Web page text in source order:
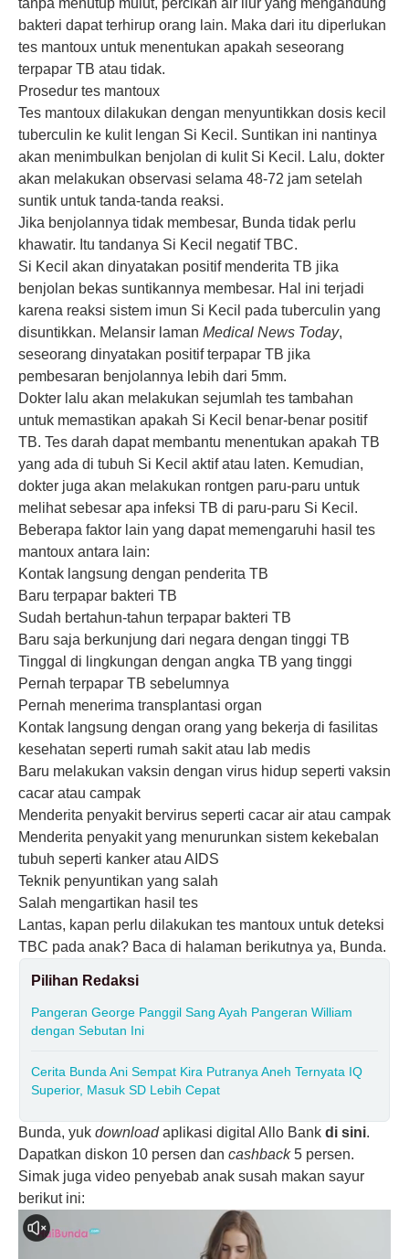
bakteri dapat terhirup orang lain. Maka dari itu diperlukan
tes mantoux untuk menentukan apakah seseorang
terpapar TB atau tidak.
Prosedur tes mantoux
Tes mantoux dilakukan dengan menyuntikkan dosis kecil
tuberculin ke kulit lengan Si Kecil. Suntikan ini nantinya
akan menimbulkan benjolan di kulit Si Kecil. Lalu, dokter
akan melakukan observasi selama 48-72 jam setelah
suntik untuk tanda-tanda reaksi.
Jika benjolannya tidak membesar, Bunda tidak perlu
khawatir. Itu tandanya Si Kecil negatif TBC.
Si Kecil akan dinyatakan positif menderita TB jika
benjolan bekas suntikannya membesar. Hal ini terjadi
karena reaksi sistem imun Si Kecil pada tuberculin yang
disuntikkan. Melansir laman Medical News Today,
seseorang dinyatakan positif terpapar TB jika
pembesaran benjolannya lebih dari 5mm.
Dokter lalu akan melakukan sejumlah tes tambahan
untuk memastikan apakah Si Kecil benar-benar positif
TB. Tes darah dapat membantu menentukan apakah TB
yang ada di tubuh Si Kecil aktif atau laten. Kemudian,
dokter juga akan melakukan rontgen paru-paru untuk
melihat sebesar apa infeksi TB di paru-paru Si Kecil.
Beberapa faktor lain yang dapat memengaruhi hasil tes
mantoux antara lain:
Kontak langsung dengan penderita TB
Baru terpapar bakteri TB
Sudah bertahun-tahun terpapar bakteri TB
Baru saja berkunjung dari negara dengan tinggi TB
Tinggal di lingkungan dengan angka TB yang tinggi
Pernah terpapar TB sebelumnya
Pernah menerima transplantasi organ
Kontak langsung dengan orang yang bekerja di fasilitas
kesehatan seperti rumah sakit atau lab medis
Baru melakukan vaksin dengan virus hidup seperti vaksin
cacar atau campak
Menderita penyakit bervirus seperti cacar air atau campak
Menderita penyakit yang menurunkan sistem kekebalan
tubuh seperti kanker atau AIDS
Teknik penyuntikan yang salah
Salah mengartikan hasil tes
Lantas, kapan perlu dilakukan tes mantoux untuk deteksi
TBC pada anak? Baca di halaman berikutnya ya, Bunda.
Pilihan Redaksi
Pangeran George Panggil Sang Ayah Pangeran William
dengan Sebutan Ini
Cerita Bunda Ani Sempat Kira Putranya Aneh Ternyata IQ
Superior, Masuk SD Lebih Cepat
Bunda, yuk downloadaplikasi digital Allo Bank di sini.
Dapatkan diskon 10 persen dan cashback5 persen.
Simak juga video penyebab anak susah makan sayur
berikut ini: